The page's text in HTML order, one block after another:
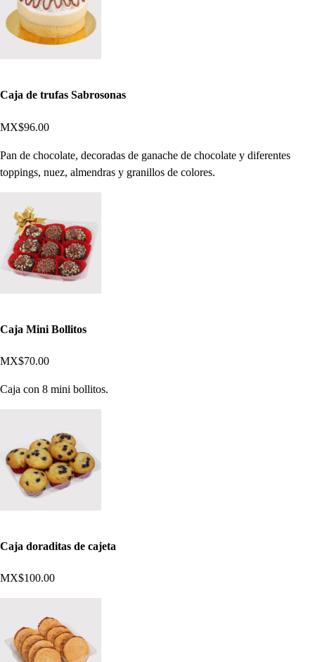
Caja de trufas Sabrosonas
MX$96.00
Pan de chocolate, decoradas de ganache de chocolate y diferentes
toppings, nuez, almendras y granillos de colores.
Caja Mini Bollitos
MX$70.00
Caja con 8 mini bollitos.
Caja doraditas de cajeta
MX$100.00